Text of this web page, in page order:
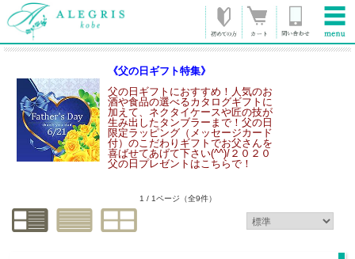
《父の日ギフト特集》
父の日ギフトにおすすめ！人気のお
酒や食品の選べるカタログギフトに
加えて、ネクタイケースや匠の技が
生み出したタンブラーまで！父の日
限定ラッピング（メッセージカード
付）のこだわりギフトでお父さんを
喜ばせてあげて下さい(^^)/２０２０
父の日プレゼントはこちらで！
1 / 1ページ （全9件）